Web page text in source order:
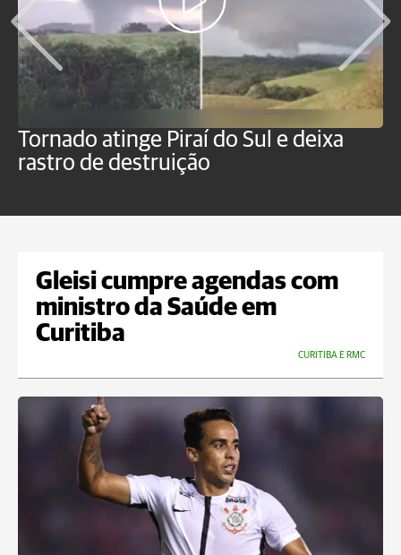
Tornado atinge Piraí do Sul e deixa
rastro de destruição
Gleisi cumpre agendas com
ministro da Saúde em
Curitiba
CURITIBA E RMC